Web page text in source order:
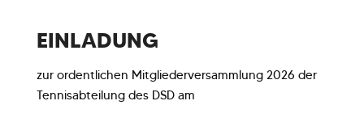
EINLADUNG
zur ordentlichen Mitgliederversammlung 2026 der
Tennisabteilung des DSD am